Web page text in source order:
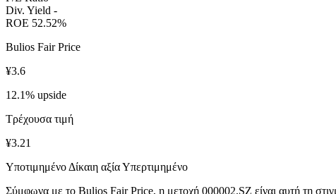
Div. Yield -
ROE 52.52%
Bulios Fair Price
¥3.6
12.1% upside
Τρέχουσα τιμή
¥3.21
Υποτιμημένο Δίκαιη αξίαΥπερτιμημένο
Σύμφωνα με το Bulios Fair Price, η μετοχή 000002.SZ είναι αυτή τη